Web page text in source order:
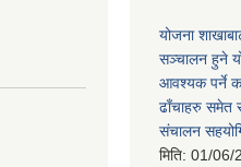
योजना
सञ्चालन हुने
आवश्यक पर्ने
ढाँचाहरु समेत
संचालन
मिति: 01/06/